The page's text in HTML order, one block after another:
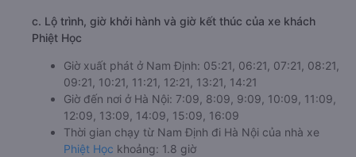
c. Lộ trình, giờ khởi hành và giờ kết thúc của xe khách
Phiệt Học
Giờ xuất phát ở Nam Định: 05:21, 06:21, 07:21, 08:21,
09:21, 10:21, 11:21, 12:21, 13:21, 14:21
Giờ đến nơi ở Hà Nội: 7:09, 8:09, 9:09, 10:09, 11:09,
12:09, 13:09, 14:09, 15:09, 16:09
Thời gian chạy từ Nam Định đi Hà Nội của nhà xe
Phiệt Học khoảng: 1.8 giờ